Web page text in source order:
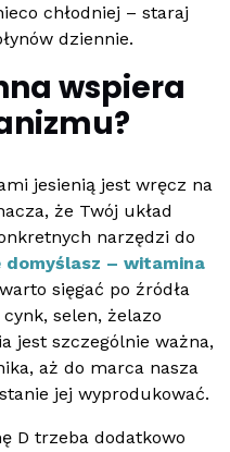
chłodniej – staraj
dziennie.
wspiera
jesienią jest wręcz na
że Twój układ
narzędzi do
domyślasz – witamina
sięgać po źródła
selen, żelazo
jest szczególnie ważna,
aż do marca nasza
jej wyprodukować.
D trzeba dodatkowo